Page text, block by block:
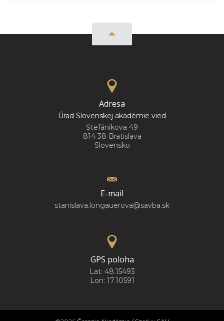
Adresa
Úrad Slovenskej akadémie vied
Štefánikova 49
814 38 Bratislava
Slovensko
E-mail
stanislava.longauerova@savba.sk
GPS poloha
Lat: 48.15493
Lon: 17.10591